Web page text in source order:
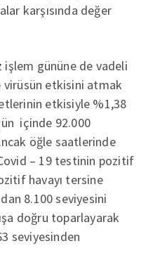
karşısında değer
gününe de vadeli
virüsün etkisini atmak
etkisiyle %1,38
içinde 92.000
öğle saatlerinde
– 19 testinin pozitif
havayı tersine
8.100 seviyesini
doğru toparlayarak
seviyesinden